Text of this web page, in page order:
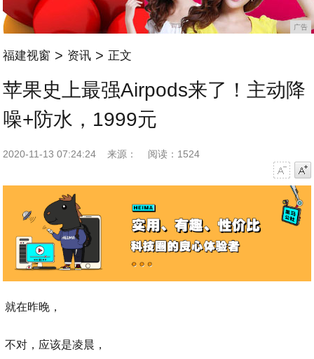
广告
福建视窗 > 资讯 > 正文
苹果史上最强Airpods来了！主动降
噪+防水，1999元
2020-11-13 07:24:24 来源：
阅读：1524
就在昨晚，
不对，应该是凌晨，